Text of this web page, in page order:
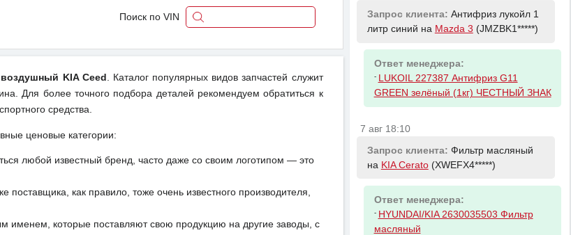
Поиск по VIN
KIA Ceed . Каталог популярных видов запчастей служит
Для более точного подбора деталей рекомендуем обратиться к
средства.
ценовые категории:
любой известный бренд, часто даже со своим логотипом — это
как правило, тоже очень известного производителя,
именем, которые поставляют свою продукцию на другие заводы, с
Запрос клиента: Антифриз лукойл 1
литр синий на Mazda 3 (JMZBK1*****)
Ответ менеджера:
- LUKOIL 227387 Антифриз G11
GREEN зелёный (1кг) ЧЕСТНЫЙ ЗНАК
7 авг 18:10
Запрос клиента: Фильтр масляный
на KIA Cerato(XWEFX4*****)
Ответ менеджера:
- HYUNDAI/KIA 2630035503 Фильтр
масляный